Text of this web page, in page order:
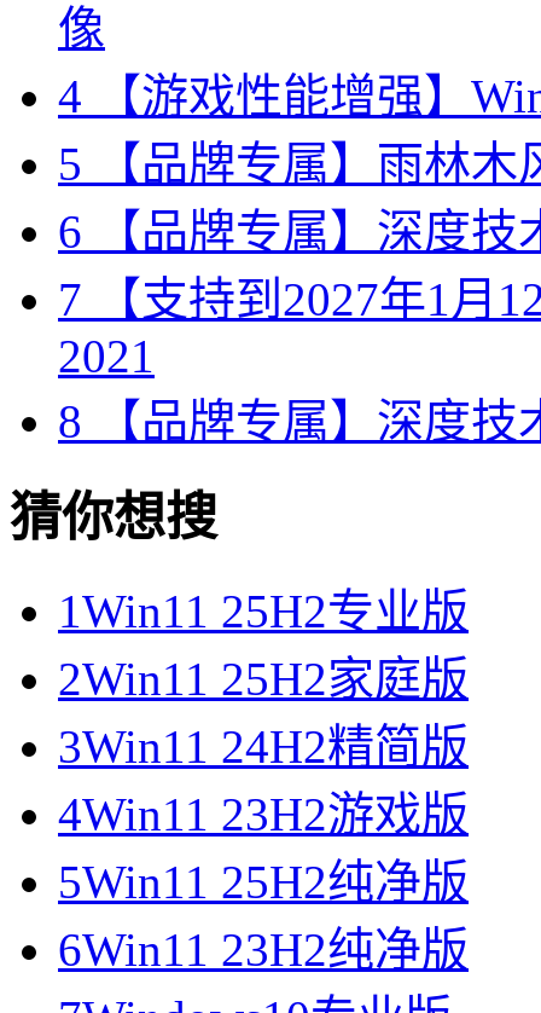
像
4 【游戏性能增强】
5 【品牌专属】雨林木
6 【品牌专属】深度技
7 【支持到2027年1月
2021
8 【品牌专属】深度技
猜你想搜
1Win11 25H2专业版
2Win11 25H2家庭版
3Win11 24H2精简版
4Win11 23H2游戏版
5Win11 25H2纯净版
6Win11 23H2纯净版